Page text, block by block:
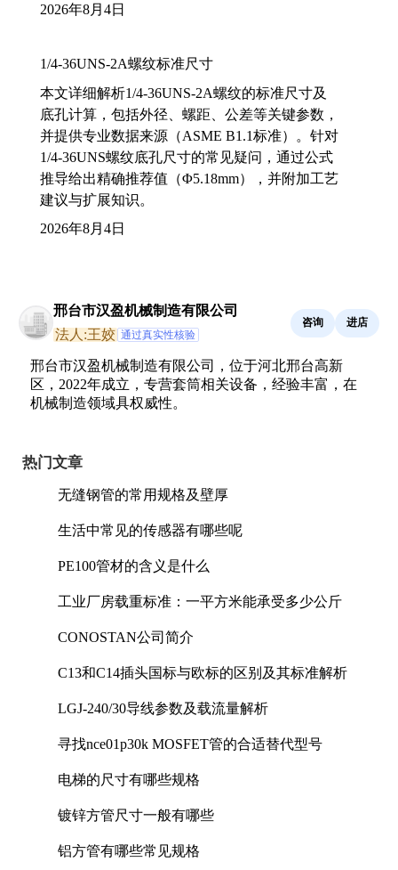
2026年8月4日
1/4-36UNS-2A螺纹标准尺寸
本文详细解析1/4-36UNS-2A螺纹的标准尺寸及
底孔计算，包括外径、螺距、公差等关键参数，
并提供专业数据来源（ASME B1.1标准）。针对
1/4-36UNS螺纹底孔尺寸的常见疑问，通过公式
推导给出精确推荐值（Φ5.18mm），并附加工艺
建议与扩展知识。
2026年8月4日
邢台市汉盈机械制造有限公司
法人:王姣 通过真实性核验
咨询 进店
邢台市汉盈机械制造有限公司，位于河北邢台高新
区，2022年成立，专营套筒相关设备，经验丰富，在
机械制造领域具权威性。
热门文章
无缝钢管的常用规格及壁厚
生活中常见的传感器有哪些呢
PE100管材的含义是什么
工业厂房载重标准：一平方米能承受多少公斤
CONOSTAN公司简介
C13和C14插头国标与欧标的区别及其标准解析
LGJ-240/30导线参数及载流量解析
寻找nce01p30k MOSFET管的合适替代型号
电梯的尺寸有哪些规格
镀锌方管尺寸一般有哪些
铝方管有哪些常见规格